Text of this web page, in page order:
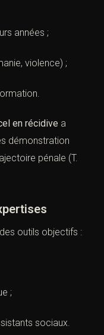
années ;
violence) ;
en récidive a
démonstration
pénale (T.
outils objectifs :
;
sociaux.